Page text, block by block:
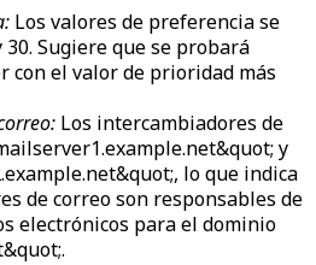
Los valores de preferencia se
Sugiere que se probará
con el valor de prioridad más
Los intercambiadores de
y
lo que indica
de correo son responsables de
electrónicos para el dominio